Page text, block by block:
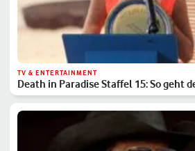
TV & ENTERTAINMENT
Death in Paradise Staffel 15: So geht